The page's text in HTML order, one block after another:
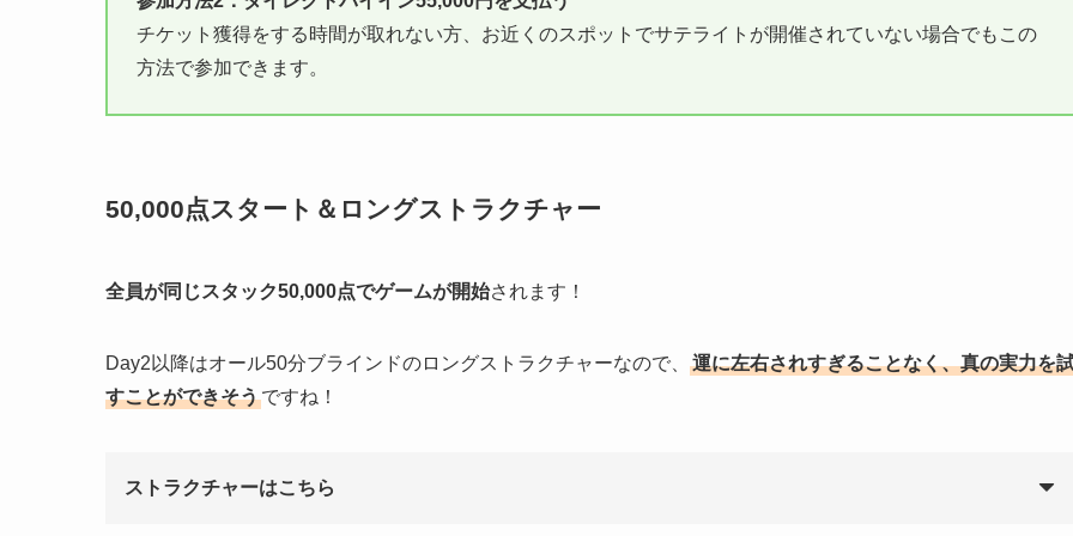
チケット獲得をする時間が取れない方、お近くのスポットでサテライトが開催されていない場合でもこの
方法で参加できます。
50,000点スタート＆ロングストラクチャー
全員が同じスタック50,000点でゲームが開始されます！
Day2以降はオール50分ブラインドのロングストラクチャーなので、
運に左右されすぎることなく、真の実力を
すことができそうですね！
ストラクチャーはこちら